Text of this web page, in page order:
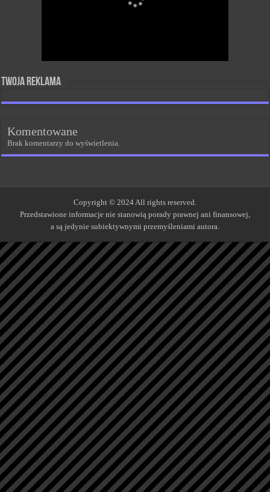
Twoja reklama
Komentowane
Brak komentarzy do wyświetlenia.
Copyright © 2024 All rights reserved.
Przedstawione informacje nie stanowią porady prawnej ani finansowej,
a są jedynie subiektywnymi przemyśleniami autora.